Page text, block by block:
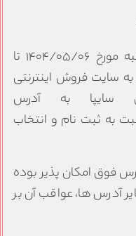
متقاضیان از ساعت ۱۰ روز دوشنبه مورخ ۱۴۰۴/۰۵/۰۶ تا
سایت فروش اینترنتی
سایپا به آدرس
به ثبت نام و انتخاب
فوق امکان پذیر بوده
آدرس ها، عواقب آن بر